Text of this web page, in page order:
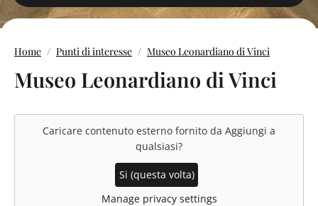
Home Punti di interesse Museo Leonardiano di Vinci
Museo Leonardiano di Vinci
Caricare contenuto esterno fornito da Aggiungi a
qualsiasi?
Si (questa volta)
Manage privacy settings